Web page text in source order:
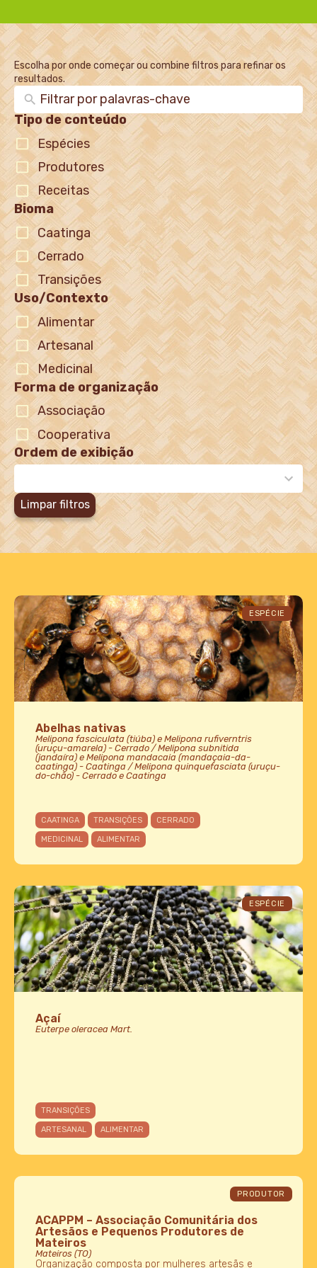
Escolha por onde começar ou combine filtros para refinar os
resultados.
Tipo de conteúdo
Espécies
Produtores
Receitas
Bioma
Caatinga
Cerrado
Transições
Uso/Contexto
Alimentar
Artesanal
Medicinal
Forma de organização
Associação
Cooperativa
Ordem de exibição
2
results
available
Limpar filtros
ESPÉCIE
Abelhas nativas
Melipona fasciculata (tiúba) e Melipona rufiverntris
(uruçu-amarela) - Cerrado / Melipona subnitida
(jandaíra) e Melipona mandacaia (mandaçaia-da-
caatinga) - Caatinga / Melipona quinquefasciata (uruçu-
do-chão) - Cerrado e Caatinga
CAATINGA TRANSIÇÕES CERRADO
MEDICINAL ALIMENTAR
ESPÉCIE
Açaí
Euterpe oleracea Mart.
TRANSIÇÕES
ARTESANAL ALIMENTAR
PRODUTOR
ACAPPM – Associação Comunitária dos
Artesãos e Pequenos Produtores de
Mateiros
Mateiros (TO)
Organização composta por mulheres artesãs e